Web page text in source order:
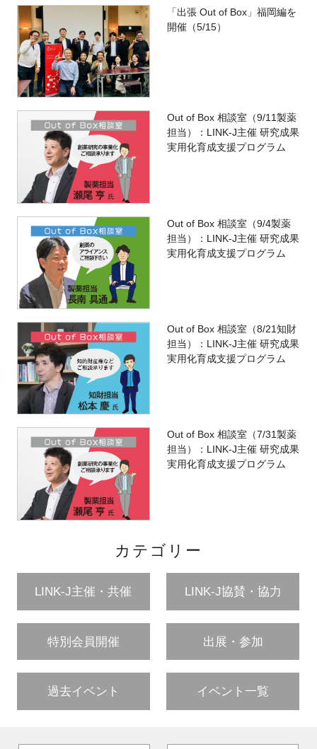
「出張 Out of Box」福岡編を
開催（5/15）
Out of Box 相談室（9/11製薬
担当）：LINK-J主催 研究成果
実用化育成支援プログラム
Out of Box 相談室（9/4製薬
担当）：LINK-J主催 研究成果
実用化育成支援プログラム
Out of Box 相談室（8/21知財
担当）：LINK-J主催 研究成果
実用化育成支援プログラム
Out of Box 相談室（7/31製薬
担当）：LINK-J主催 研究成果
実用化育成支援プログラム
カテゴリー
LINK-J主催・共催 LINK-J協賛・協力
特別会員開催 出展・参加
過去イベント イベント一覧